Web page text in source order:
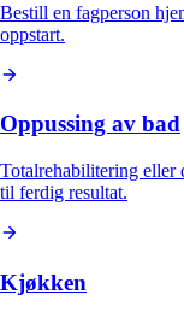
Bestill en fagperson
oppstart.
Oppussing av bad
Totalrehabilitering eller
til ferdig resultat.
Kjøkken